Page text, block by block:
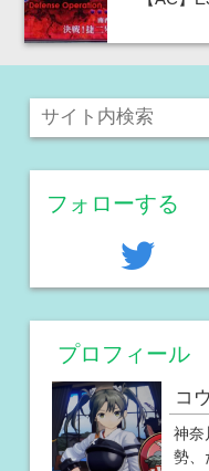
フォローする
twitter
プロフィール
コウ
神奈
勢、